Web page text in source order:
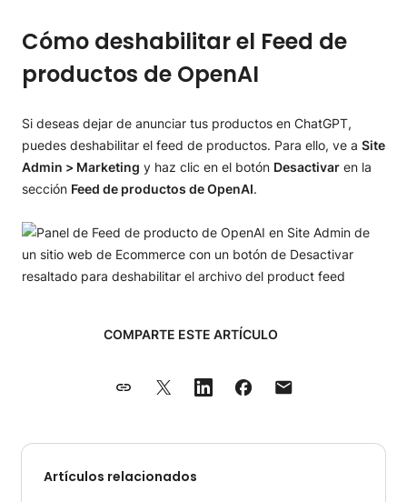
Cómo deshabilitar el Feed de
productos de OpenAI
Si deseas dejar de anunciar tus productos en ChatGPT,
puedes deshabilitar el feed de productos. Para ello, ve a Site
Admin > Marketing y haz clic en el botón Desactivar en la
sección Feed de productos de OpenAI.
COMPARTE ESTE ARTÍCULO
Artículos relacionados